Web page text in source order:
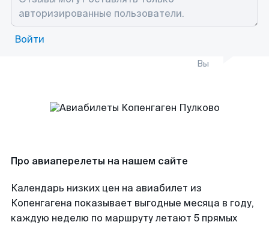
Войти
Вы
Про авиаперелеты на нашем сайте
Календарь низких цен на авиабилет из
Копенгагена показывает выгодные месяца в году,
каждую неделю по маршруту летают 5 прямых